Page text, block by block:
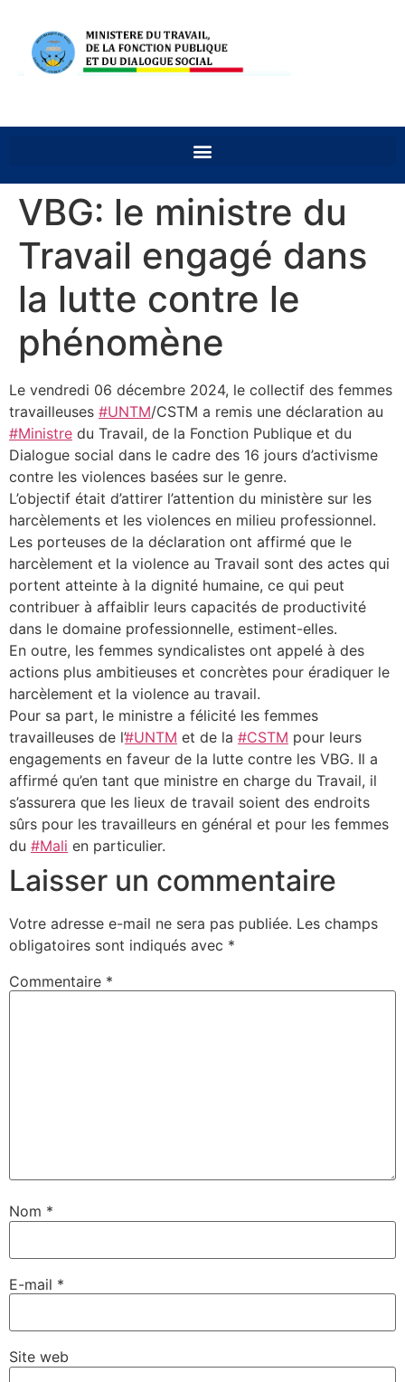
VBG: le ministre du
Travail engagé dans
la lutte contre le
phénomène
Le vendredi 06 décembre 2024, le collectif des femmes
travailleuses #UNTM/CSTM a remis une déclaration au
#Ministre du Travail, de la Fonction Publique et du
Dialogue social dans le cadre des 16 jours d’activisme
contre les violences basées sur le genre.
L’objectif était d’attirer l’attention du ministère sur les
harcèlements et les violences en milieu professionnel.
Les porteuses de la déclaration ont affirmé que le
harcèlement et la violence au Travail sont des actes qui
portent atteinte à la dignité humaine, ce qui peut
contribuer à affaiblir leurs capacités de productivité
dans le domaine professionnelle, estiment-elles.
En outre, les femmes syndicalistes ont appelé à des
actions plus ambitieuses et concrètes pour éradiquer le
harcèlement et la violence au travail.
Pour sa part, le ministre a félicité les femmes
travailleuses de l’#UNTM et de la #CSTM pour leurs
engagements en faveur de la lutte contre les VBG. Il a
affirmé qu’en tant que ministre en charge du Travail, il
s’assurera que les lieux de travail soient des endroits
sûrs pour les travailleurs en général et pour les femmes
du #Mali en particulier.
Laisser un commentaire
Votre adresse e-mail ne sera pas publiée. Les champs
obligatoires sont indiqués avec *
Commentaire *
Nom *
E-mail *
Site web